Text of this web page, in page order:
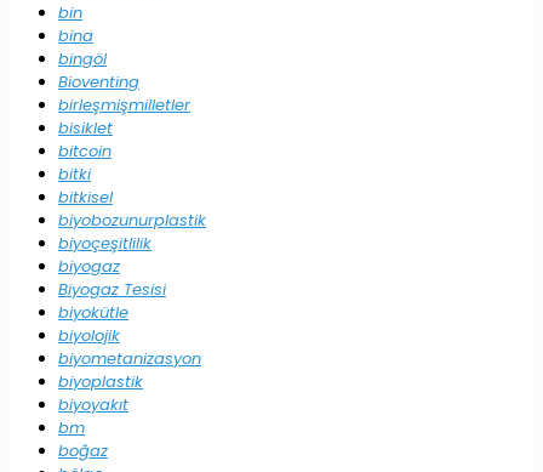
bin
bina
bingöl
Bioventing
birleşmişmilletler
bisiklet
bitcoin
bitki
bitkisel
biyobozunurplastik
biyoçeşitlilik
biyogaz
Biyogaz Tesisi
biyokütle
biyolojik
biyometanizasyon
biyoplastik
biyoyakıt
bm
boğaz